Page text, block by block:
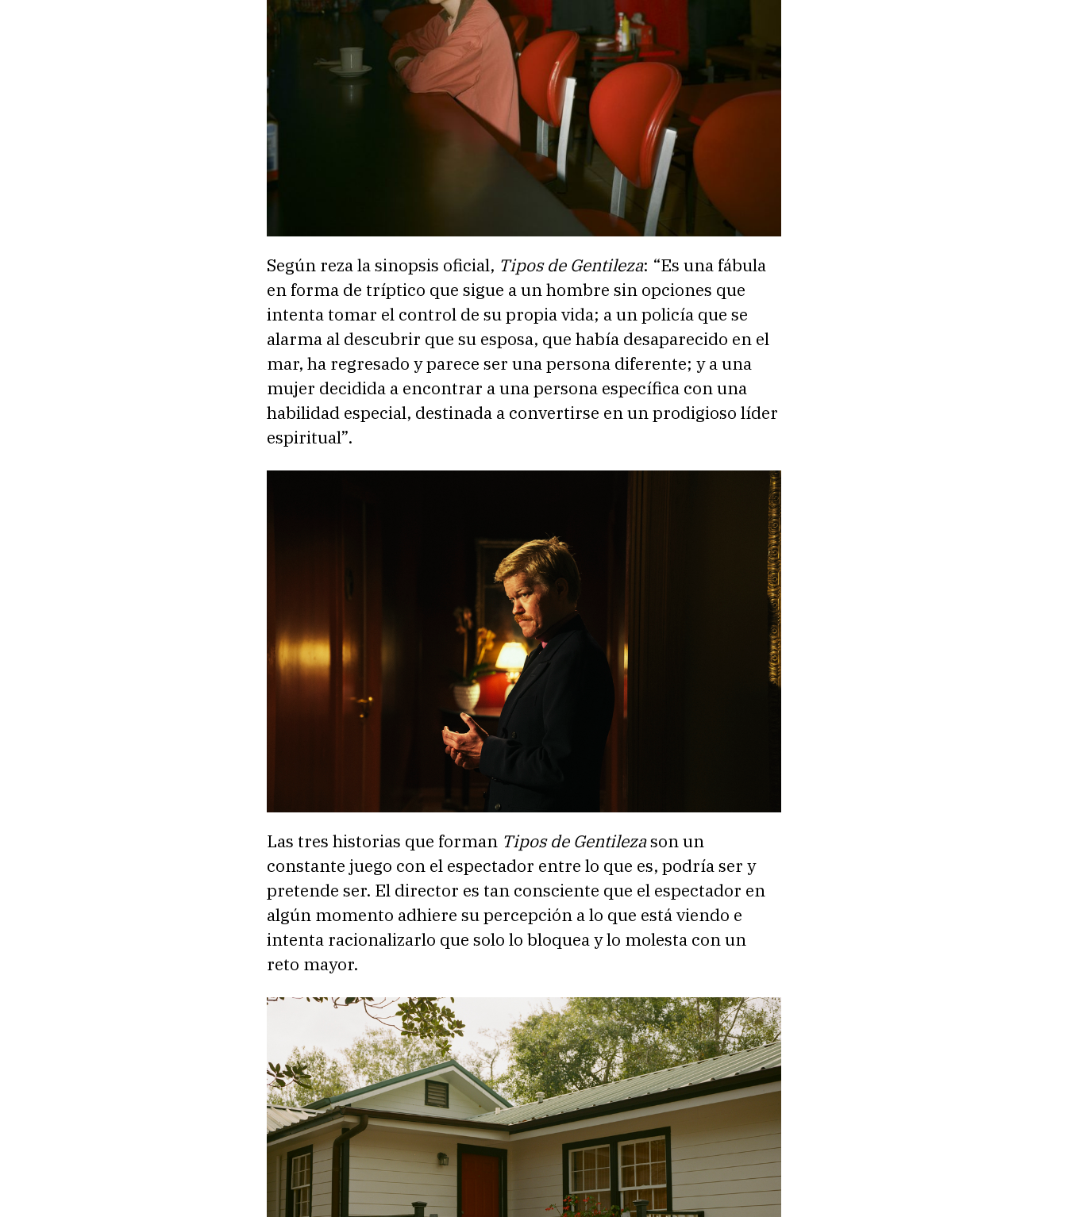
Según reza la sinopsis oficial, Tipos de Gentileza: “Es una fábula
en forma de tríptico que sigue a un hombre sin opciones que
intenta tomar el control de su propia vida; a un policía que se
alarma al descubrir que su esposa, que había desaparecido en el
mar, ha regresado y parece ser una persona diferente; y a una
mujer decidida a encontrar a una persona específica con una
habilidad especial, destinada a convertirse en un prodigioso líder
espiritual”.
Las tres historias que forman Tipos de Gentilezason un
constante juego con el espectador entre lo que es, podría ser y
pretende ser. El director es tan consciente que el espectador en
algún momento adhiere su percepción a lo que está viendo e
intenta racionalizarlo que solo lo bloquea y lo molesta con un
reto mayor.